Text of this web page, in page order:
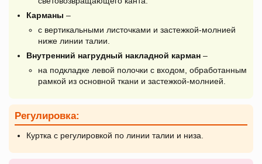
Карманы –
с вертикальными листочками и застежкой-молнией
ниже линии талии.
Внутренний нагрудный накладной карман –
на подкладке левой полочки с входом, обработанным
рамкой из основной ткани и застежкой-молнией.
Регулировка:
Куртка с регулировкой по линии талии и низа.